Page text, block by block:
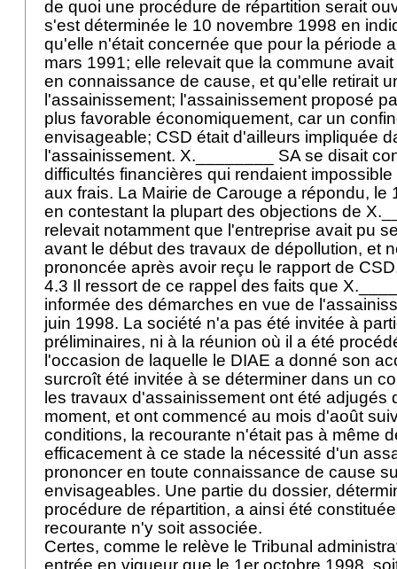
de quoi une procédure de répartition serait
s'est déterminée le 10 novembre 1998 en
qu'elle n'était concernée que pour la période
mars 1991; elle relevait que la commune
en connaissance de cause, et qu'elle retirait
l'assainissement; l'assainissement proposé
plus favorable économiquement, car un
envisageable; CSD était d'ailleurs impliquée
l'assainissement. X.________ SA se disait
difficultés financières qui rendaient
aux frais. La Mairie de Carouge a répondu, le
en contestant la plupart des objections de
relevait notamment que l'entreprise avait pu
avant le début des travaux de dépollution, et
prononcée après avoir reçu le rapport de
4.3 Il ressort de ce rappel des faits que
informée des démarches en vue de
juin 1998. La société n'a pas été invitée à
préliminaires, ni à la réunion où il a été
l'occasion de laquelle le DIAE a donné son
surcroît été invitée à se déterminer dans un
les travaux d'assainissement ont été adjugés
moment, et ont commencé au mois d'août
conditions, la recourante n'était pas à même
efficacement à ce stade la nécessité d'un
prononcer en toute connaissance de cause
envisageables. Une partie du dossier,
procédure de répartition, a ainsi été
recourante n'y soit associée.
Certes, comme le relève le Tribunal
entrée en vigueur que le 1er octobre 1998,